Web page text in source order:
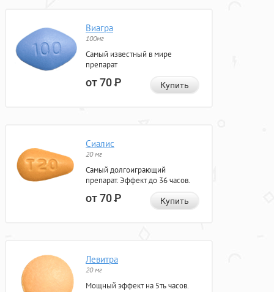
Виагра
100мг
Самый известный в мире
препарат
от 70Р Купить
Сиалис
20 мг
Самый долгоиграющий
препарат. Эффект до 36 часов.
от 70Р Купить
Левитра
20 мг
Мощный эффект на 5ть часов.